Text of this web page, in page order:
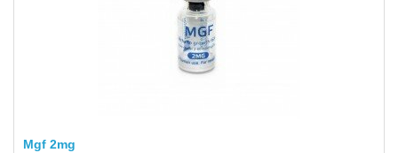
Mgf 2mg